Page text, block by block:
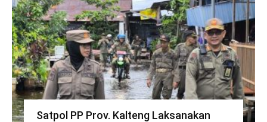
Satpol PP Prov. Kalteng Laksanakan